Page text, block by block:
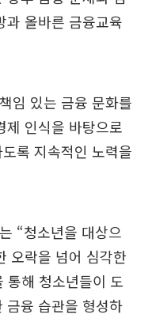
과 올바른 금융교육
임 있는 금융 문화를
제 인식을 바탕으로
록 지속적인 노력을
“청소년을 대상으
오락을 넘어 심각한
통해 청소년들이 도
금융 습관을 형성하